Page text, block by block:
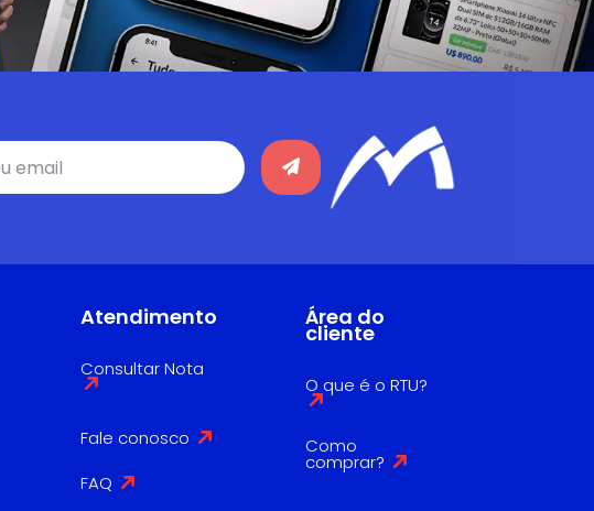
Atendimento
Consultar Nota
Fale conosco
FAQ
Área do
cliente
O que é o RTU?
Como
comprar?